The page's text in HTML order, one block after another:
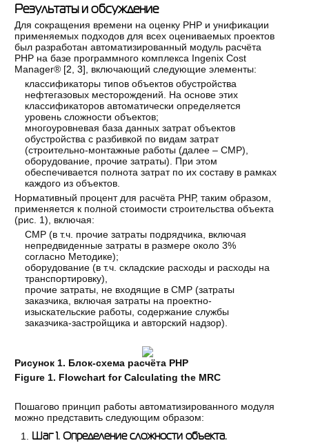
Результаты и обсуждение
Для сокращения времени на оценку РНР и унификации
применяемых подходов для всех оцениваемых проектов
был разработан автоматизированный модуль расчёта
РНР на базе программного комплекса Ingenix Cost
Manager® [2 ,3], включающий следующие элементы:
классификаторы типов объектов обустройства
нефтегазовых месторождений. На основе этих
классификаторов автоматически определяется
уровень сложности объектов;
многоуровневая база данных затрат объектов
обустройства с разбивкой по видам затрат
(строительно-монтажные работы (далее – СМР),
оборудование, прочие затраты). При этом
обеспечивается полнота затрат по их составу в рамках
каждого из объектов.
Нормативный процент для расчёта РНР, таким образом,
применяется к полной стоимости строительства объекта
(рис. 1), включая:
СМР (в т.ч. прочие затраты подрядчика, включая
непредвиденные затраты в размере около 3%
согласно Методике);
оборудование (в т.ч. складские расходы и расходы на
транспортировку),
прочие затраты, не входящие в СМР (затраты
заказчика, включая затраты на проектно-
изыскательские работы, содержание службы
заказчика-застройщика и авторский надзор).
Рисунок 1. Блок-схема расчёта РНР
Figure 1. Flowchart for Calculating the MRC
Пошагово принцип работы автоматизированного модуля
можно представить следующим образом:
Шаг 1. Определение сложности объекта.